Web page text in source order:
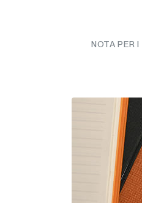
NOTA PER